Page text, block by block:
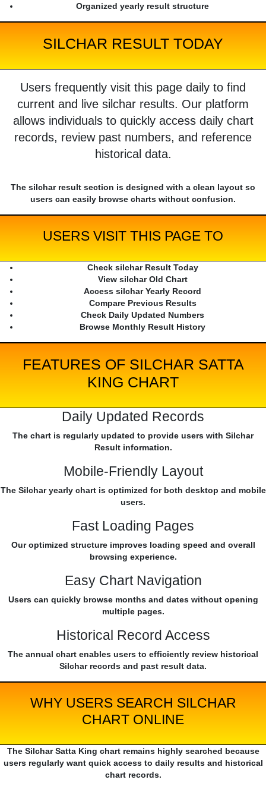
Organized yearly result structure
SILCHAR RESULT TODAY
Users frequently visit this page daily to find
current and live silchar results. Our platform
allows individuals to quickly access daily chart
records, review past numbers, and reference
historical data.
The silchar result section is designed with a clean layout so
users can easily browse charts without confusion.
USERS VISIT THIS PAGE TO
Check silchar Result Today
View silchar Old Chart
Access silchar Yearly Record
Compare Previous Results
Check Daily Updated Numbers
Browse Monthly Result History
FEATURES OF SILCHAR SATTA
KING CHART
Daily Updated Records
The chart is regularly updated to provide users with Silchar
Result information.
Mobile-Friendly Layout
The Silchar yearly chart is optimized for both desktop and mobile
users.
Fast Loading Pages
Our optimized structure improves loading speed and overall
browsing experience.
Easy Chart Navigation
Users can quickly browse months and dates without opening
multiple pages.
Historical Record Access
The annual chart enables users to efficiently review historical
Silchar records and past result data.
WHY USERS SEARCH SILCHAR
CHART ONLINE
The Silchar Satta King chart remains highly searched because
users regularly want quick access to daily results and historical
chart records.